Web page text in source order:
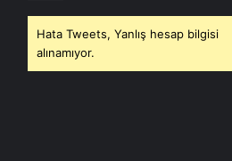
Hata Tweets, Yanlış hesap bilgisi
alınamıyor.